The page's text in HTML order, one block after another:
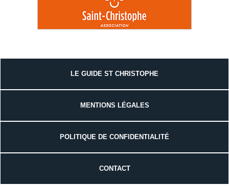
LE GUIDE ST CHRISTOPHE
MENTIONS LÉGALES
POLITIQUE DE CONFIDENTIALITÉ
CONTACT